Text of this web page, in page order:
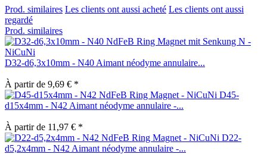
Prod. similaires Les clients ont aussi acheté Les clients ont aussi
regardé
Prod. similaires
D32-d6,3x10mm - N40 Aimant néodyme annulaire...
À partir de 9,69 € *
D45-
d15x4mm - N42 Aimant néodyme annulaire -...
À partir de 11,97 € *
D22-
d5,2x4mm - N42 Aimant néodyme annulaire -...